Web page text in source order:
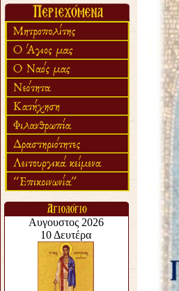
«πολύ αργά».
Ζητείται....